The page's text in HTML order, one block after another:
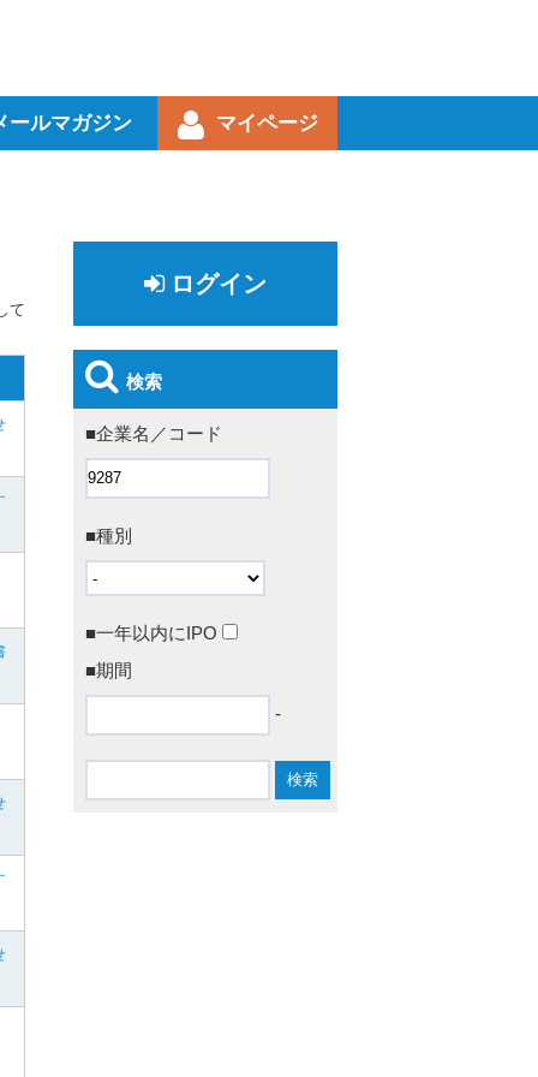
ールマガジン マイページ
て
ログイン
検索
■企業名／コード
■種別
■一年以内にIPO
■期間
-